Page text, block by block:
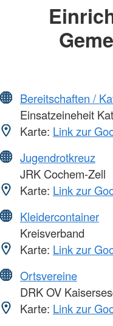
Bereitschaften /
Einsatzeineheit
Karte: Link zur
Jugendrotkreuz
JRK Cochem-Zell
Karte: Link zur
Kleidercontainer
Kreisverband
Karte: Link zur
Ortsvereine
DRK OV
Karte: Link zur